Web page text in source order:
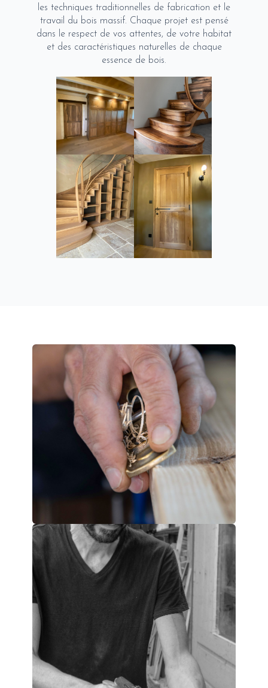
les techniques traditionnelles de fabrication et le
travail du bois massif. Chaque projet est pensé
dans le respect de vos attentes, de votre habitat
et des caractéristiques naturelles de chaque
essence de bois.